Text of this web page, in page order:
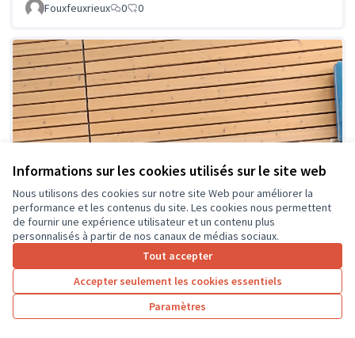
Informations sur les cookies utilisés sur le site web
Nous utilisons des cookies sur notre site Web pour améliorer la
performance et les contenus du site. Les cookies nous permettent
de fournir une expérience utilisateur et un contenu plus
personnalisés à partir de nos canaux de médias sociaux.
Tout accepter
Accepter seulement les cookies essentiels
Paramètres
Fouxfeuxrieux
0 0